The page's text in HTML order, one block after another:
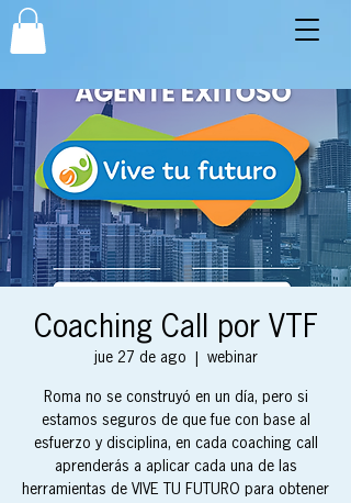
Coaching Call por VTF
jue 27 de ago webinar
Roma no se construyó en un día, pero si
estamos seguros de que fue con base al
esfuerzo y disciplina, en cada coaching call
aprenderás a aplicar cada una de las
herramientas de VIVE TU FUTURO para obtener